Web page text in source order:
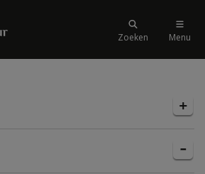
Zoeken Menu